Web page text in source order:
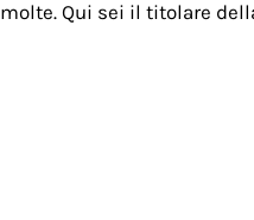
Qui sei il titolare